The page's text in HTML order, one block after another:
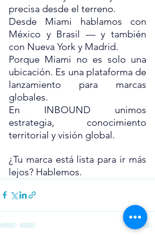
precisa desde el terreno.
Desde Miami hablamos con
México y Brasil — y también
con Nueva York y Madrid.
Porque Miami no es solo una
ubicación. Es una plataforma de
lanzamiento para marcas
globales.
En INBOUND unimos
estrategia, conocimiento
territorial y visión global.
¿Tu marca está lista para ir más
lejos? Hablemos.